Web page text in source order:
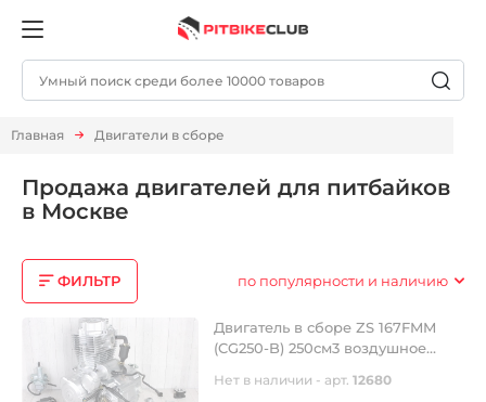
Главная Двигатели в сборе
Продажа двигателей для питбайков
в Москве
ФИЛЬТР по популярности и наличию
Двигатель в сборе ZS 167FMM
(CG250-B) 250см3 воздушное
грм штанга, балансир, 5 передач
Нет в наличии - арт.12680